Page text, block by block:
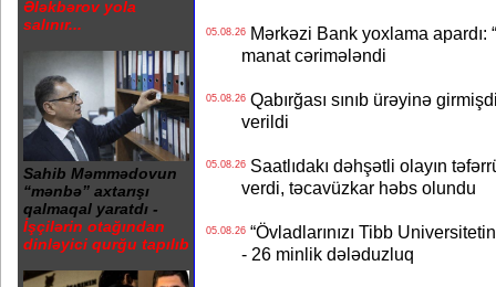
Ələkbərov yola
salınır...
Sahib Məmmədovun
“mənbə” axtarışı
qalmaqal yaratdı -
İşçilərin otağından
dinləyici qurğu tapılıb
05.08.26Mərkəzi Bank yoxlama apardı:
manat cərimələndi
05.08.26Qabırğası sınıb ürəyinə
verildi
05.08.26Saatlıdakı dəhşətli olayın
verdi, təcavüzkar həbs olundu
05.08.26“Övladlarınızı Tibb
- 26 minlik dələduzluq